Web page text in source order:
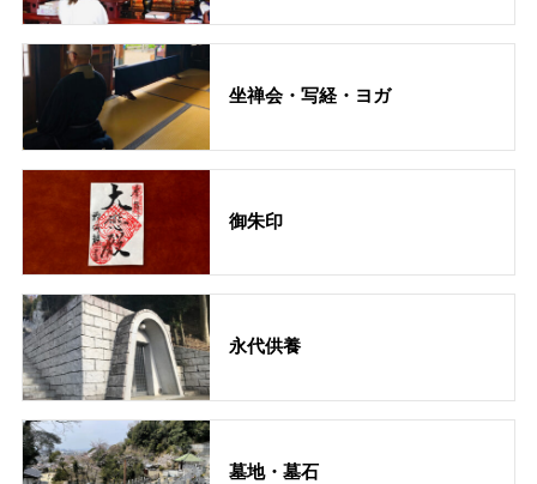
坐禅会・写経・ヨガ
御朱印
永代供養
墓地・墓石